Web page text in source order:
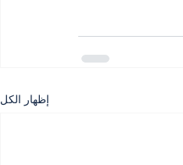
إظهار الكل